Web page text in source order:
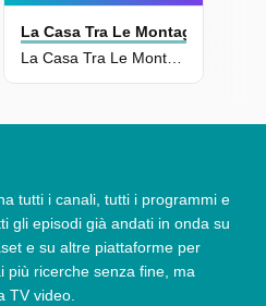
- Fratelli
La Casa Tra Le Montagne -
La Casa Tra Le Montagne 7 - Fratelli
tutti i canali, tutti i programmi e
gli episodi già andati in onda su
e su altre piattaforme per
più ricerche senza fine, ma
TV video.